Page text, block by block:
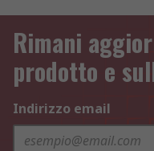
Rimani
prodotto e
Indirizzo email